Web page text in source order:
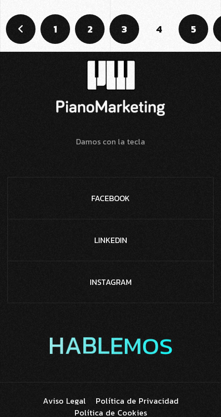
1 2 3 4 5
Damos con la tecla
FACEBOOK
LINKEDIN
INSTAGRAM
HABLEMOS
Aviso Legal Política de Privacidad
Política de Cookies